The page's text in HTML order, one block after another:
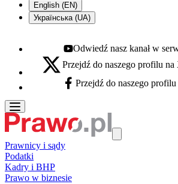
English (EN)
Українська (UA)
Youtube - otwiera się w nowej karcie
Odwiedź nasz kanał w
X - otwiera się w nowej karcie
Przejdź do naszego profilu
Facebook - otwiera się w nowej karcie
Przejdź do naszego
Prawnicy i sądy
Podatki
Kadry i BHP
Prawo w biznesie